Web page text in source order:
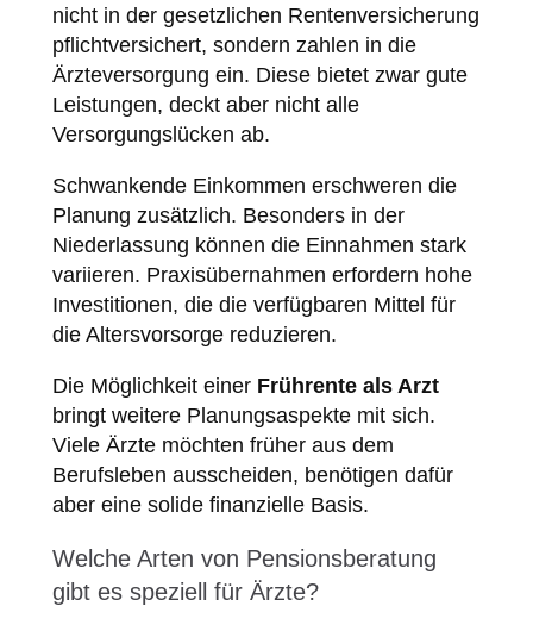
nicht in der gesetzlichen Rentenversicherung
pflichtversichert, sondern zahlen in die
Ärzteversorgung ein. Diese bietet zwar gute
Leistungen, deckt aber nicht alle
Versorgungslücken ab.
Schwankende Einkommen erschweren die
Planung zusätzlich. Besonders in der
Niederlassung können die Einnahmen stark
variieren. Praxisübernahmen erfordern hohe
Investitionen, die die verfügbaren Mittel für
die Altersvorsorge reduzieren.
Die Möglichkeit einer Frührente als Arzt
bringt weitere Planungsaspekte mit sich.
Viele Ärzte möchten früher aus dem
Berufsleben ausscheiden, benötigen dafür
aber eine solide finanzielle Basis.
Welche Arten von Pensionsberatung
gibt es speziell für Ärzte?